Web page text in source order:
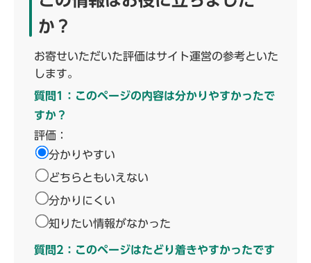
か？
お寄せいただいた評価はサイト運営の参考といた
します。
質問1：このページの内容は分かりやすかったで
すか？
評価：
分かりやすい
どちらともいえない
分かりにくい
知りたい情報がなかった
質問2：このページはたどり着きやすかったです